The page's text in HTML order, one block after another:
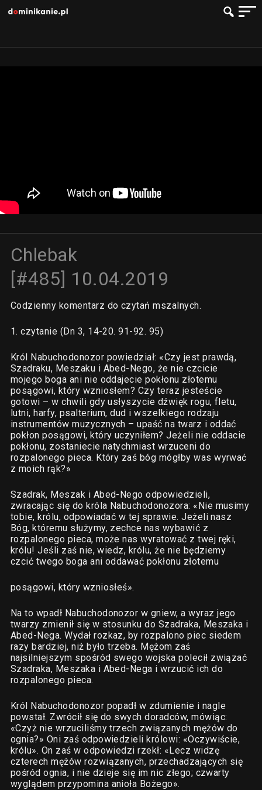
Chlebak
[#485] 10.04.2019
Codzienny komentarz do czytań mszalnych.
1. czytanie (Dn 3, 14-20. 91-92. 95)
Król Nabuchodonozor powiedział: «Czy jest prawdą,
Szadraku, Meszaku i Abed-Nego, że nie czcicie
mojego boga ani nie oddajecie pokłonu złotemu
posągowi, który wzniosłem? Czy teraz jesteście
gotowi – w chwili gdy usłyszycie dźwięk rogu, fletu,
lutni, harfy, psalterium, dud i wszelkiego rodzaju
instrumentów muzycznych – upaść na twarz i oddać
pokłon posągowi, który uczyniłem? Jeżeli nie oddacie
pokłonu, zostaniecie natychmiast wrzuceni do
rozpalonego pieca. Który zaś bóg mógłby was wyrwać
z moich rąk?»
Szadrak, Meszak i Abed-Nego odpowiedzieli,
zwracając się do króla Nabuchodonozora: «Nie musimy
tobie, królu, odpowiadać w tej sprawie. Jeżeli nasz
Bóg, któremu służymy, zechce nas wybawić z
rozpalonego pieca, może nas wyratować z twej ręki,
królu! Jeśli zaś nie, wiedz, królu, że nie będziemy
czcić twego boga ani oddawać pokłonu złotemu
posągowi, który wzniosłeś».
Na to wpadł Nabuchodonozor w gniew, a wyraz jego
twarzy zmienił się w stosunku do Szadraka, Meszaka i
Abed-Nega. Wydał rozkaz, by rozpalono piec siedem
razy bardziej, niż było trzeba. Mężom zaś
najsilniejszym spośród swego wojska polecił związać
Szadraka, Meszaka i Abed-Nega i wrzucić ich do
rozpalonego pieca.
Król Nabuchodonozor popadł w zdumienie i nagle
powstał. Zwrócił się do swych doradców, mówiąc:
«Czyż nie wrzuciliśmy trzech związanych mężów do
ognia?» Oni zaś odpowiedzieli królowi: «Oczywiście,
królu». On zaś w odpowiedzi rzekł: «Lecz widzę
czterech mężów rozwiązanych, przechadzających się
pośród ognia, i nie dzieje się im nic złego; czwarty
wyglądem przypomina anioła Bożego».